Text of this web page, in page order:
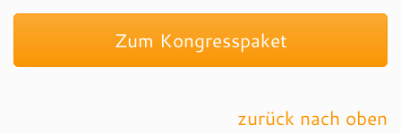
Zum Kongresspaket
zurück nach oben